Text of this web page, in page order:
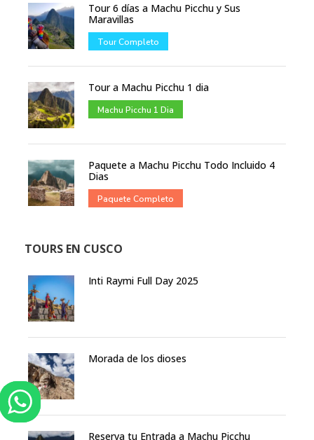
Tour 6 días a Machu Picchu y Sus
Maravillas
Tour Completo
Tour a Machu Picchu 1 dia
Machu Picchu 1 Dia
Paquete a Machu Picchu Todo Incluido 4
Dias
Paquete Completo
TOURS EN CUSCO
Inti Raymi Full Day 2025
Morada de los dioses
Reserva tu Entrada a Machu Picchu